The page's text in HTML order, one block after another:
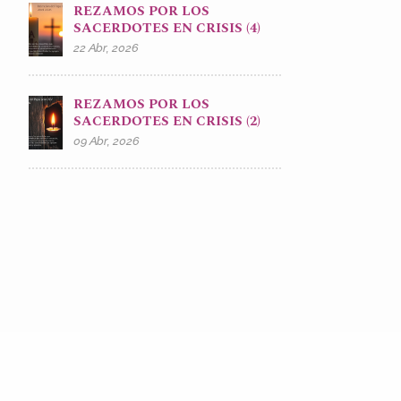
REZAMOS POR LOS
SACERDOTES EN CRISIS (4)
22 Abr, 2026
REZAMOS POR LOS
SACERDOTES EN CRISIS (2)
09 Abr, 2026